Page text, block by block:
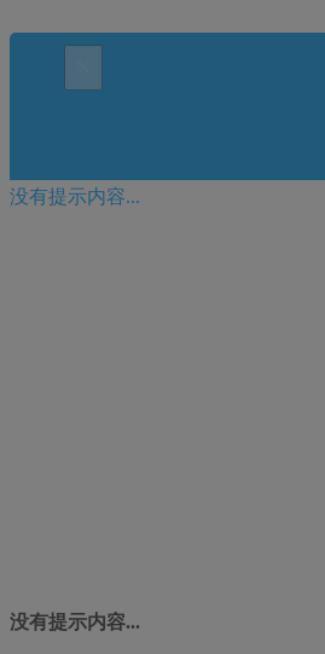
没有提示内容...
没有提示内容...